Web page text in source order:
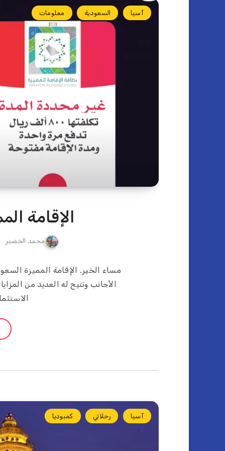
آسيا السعودية معلومات
الإقامة
محمد الخضير
الأجانب وتتيح له العديد من
آسيا رحلاتي كمبوديا